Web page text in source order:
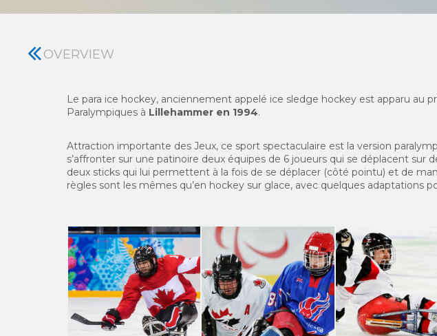
OVERVIEW
Le para ice hockey, anciennement appelé ice sledge hockey est apparu au
Paralympiques à Lillehammer en 1994.
Attraction importante des Jeux, ce sport spectaculaire est la version
s’affronter sur une patinoire deux équipes de 6 joueurs qui se déplacent sur
deux sticks qui lui permettent à la fois de se déplacer (côté pointu) et de
règles sont les mêmes qu’en hockey sur glace, avec quelques adaptations